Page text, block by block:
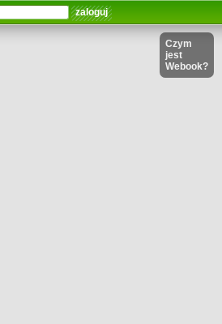
Czym
jest
Webook?